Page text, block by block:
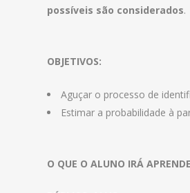
possíveis são considerados.
OBJETIVOS:
Aguçar o processo de
Estimar a probabilidade à
O QUE O ALUNO IRÁ